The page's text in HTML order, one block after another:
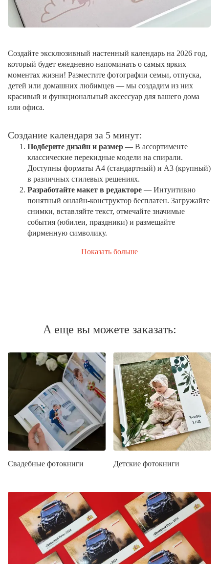
Создайте эксклюзивный настенный календарь на 2026 год,
который будет ежедневно напоминать о самых ярких
моментах жизни! Разместите фотографии семьи, отпуска,
детей или домашних любимцев — мы создадим из них
красивый и функциональный аксессуар для вашего дома
или офиса.
Создание календаря за 5 минут:
Подберите дизайн и размер — В ассортименте
классические перекидные модели на спирали.
Доступны форматы А4 (стандартный) и А3 (крупный)
в различных стилевых решениях.
Разработайте макет в редакторе — Интуитивно
понятный онлайн-конструктор бесплатен. Загружайте
снимки, вставляйте текст, отмечайте значимые
события (юбилеи, праздники) и размещайте
фирменную символику.
Показать больше
А еще вы можете заказать:
Свадебные фотокниги Детские фотокниги